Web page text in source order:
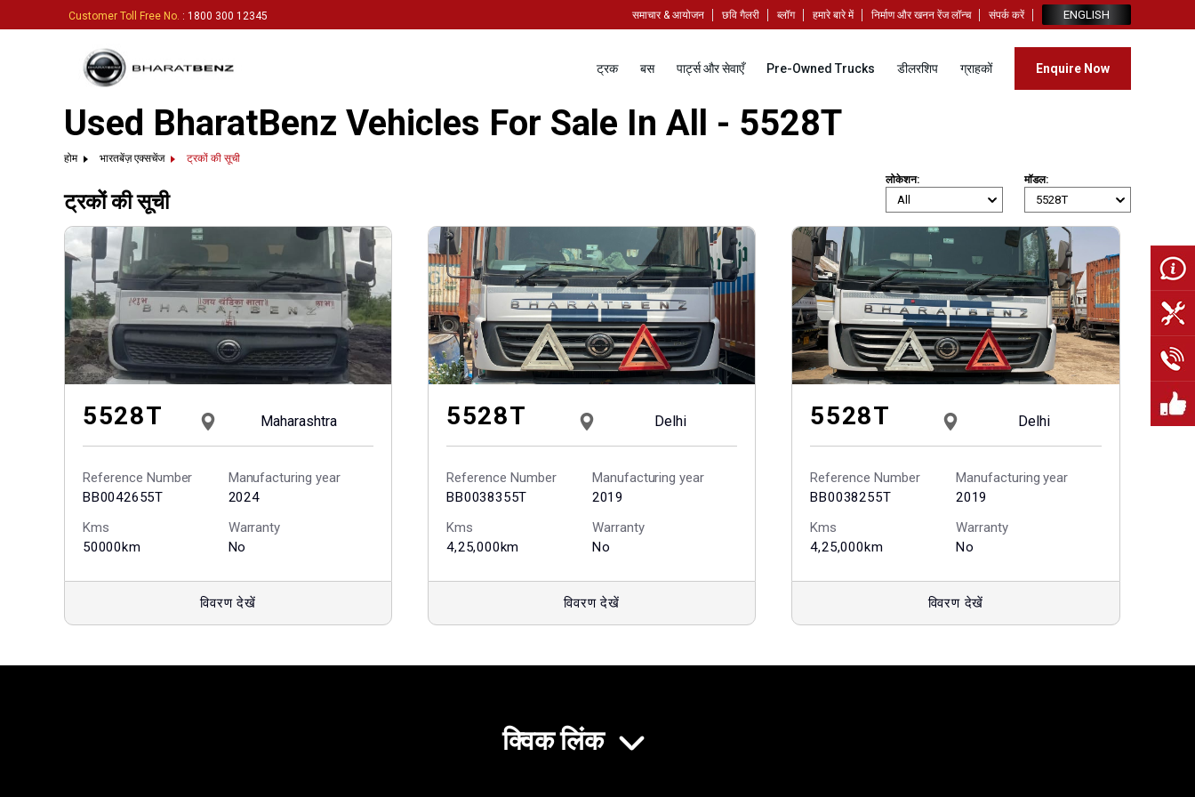
Customer Toll Free No. : 1800 300 12345 समाचार & आयोजन छवि गैलरी ब्लॉग हमारे बारे में निर्माण और खनन रेंज लॉन्च संपर्क करें ENGLISH
ट्रक बस पार्ट्स और सेवाएँ Pre-Owned Trucks डीलरशिप ग्राहकों Enquire Now
Used BharatBenz Vehicles For Sale In All - 5528T
होम भारतबेंज़ एक्सचेंज ट्रकों की सूची
ट्रकों की सूची
लोकेशन: मॉडल:
5528T Maharashtra
Reference Number
BB0042655T
Manufacturing year
2024
Kms
50000km
Warranty
No
विवरण देखें
5528T Delhi
Reference Number
BB0038355T
Manufacturing year
2019
Kms
4,25,000km
Warranty
No
विवरण देखें
5528T Delhi
Reference Number
BB0038255T
Manufacturing year
2019
Kms
4,25,000km
Warranty
No
विवरण देखें
क्विक लिंक